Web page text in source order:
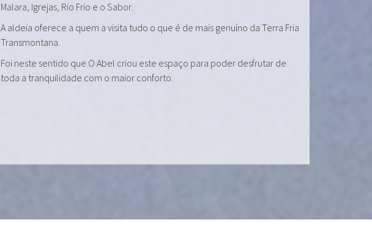
Malara, Igrejas, Rio Frio e o Sabor.
A aldeia oferece a quem a visita tudo o que é de mais genuíno da Terra Fria
Transmontana.
Foi neste sentido que O Abel criou este espaço para poder desfrutar de
toda a tranquilidade com o maior conforto.